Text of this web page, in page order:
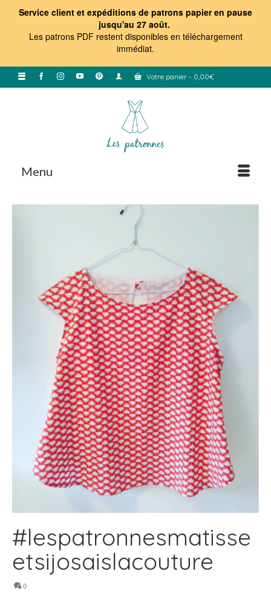
Service client et expéditions de patrons papier en pause
jusqu'au 27 août.
Les patrons PDF restent disponibles en téléchargement
immédiat.
Votre panier - 0,00€
Menu
#lespatronnesmatisse
etsijosaislacouture
0